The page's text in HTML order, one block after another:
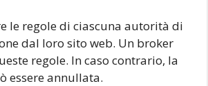
le regole di ciascuna autorità di
dal loro sito web. Un broker
regole. In caso contrario, la
essere annullata.